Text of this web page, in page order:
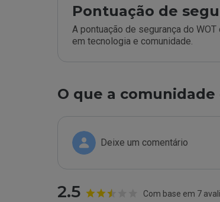
Pontuação de
A pontuação de segurança do
em tecnologia e comunidade.
O que a comunidade
Deixe um comentário
2.5 Com base em 7